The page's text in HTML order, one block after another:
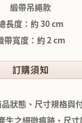
緞帶吊繩款
長度：約 30 cm
帶寬度：約 2 cm
訂購須知
狀態、尺寸規格與
生之細微痕跡、尺寸